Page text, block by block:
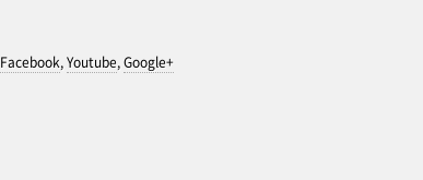
Facebook,Youtube,Google+